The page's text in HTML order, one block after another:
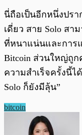
นี่ถือเป็นอีกหนึ่งปร
เดี่ยว สาย Solo สา
ที่หนาแน่นและการ
Bitcoin ส่วนใหญ่ถู
ความสำเร็จครั้งนี้ไ
Solo ก็ยังมีลุ้น”
bitcoin